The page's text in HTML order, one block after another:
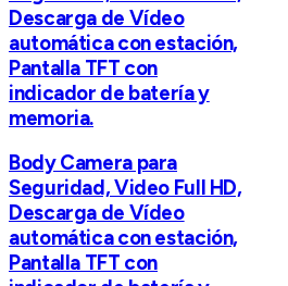
Descarga de Vídeo
automática con estación,
Pantalla TFT con
indicador de batería y
memoria.
Body Camera para
Seguridad, Video Full HD,
Descarga de Vídeo
automática con estación,
Pantalla TFT con